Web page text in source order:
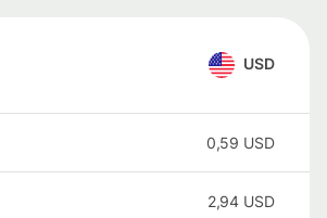
USD
0,59 USD
2,94 USD